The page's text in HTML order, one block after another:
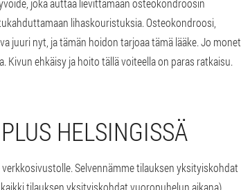
joka auttaa lievittämään osteokondroosin
lihaskouristuksia. Osteokondroosi,
juuri nyt, ja tämän hoidon tarjoaa tämä lääke. Jo monet
ehkäisy ja hoito tällä voiteella on paras ratkaisu.
HELSINGISSÄ
Selvennämme tilauksen yksityiskohdat
tilauksen yksityiskohdat vuoropuhelun aikana).